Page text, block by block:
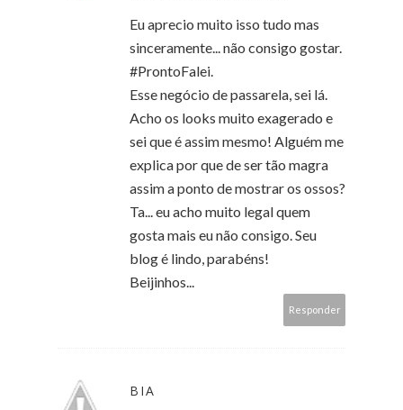
Eu aprecio muito isso tudo mas
sinceramente... não consigo gostar.
#ProntoFalei.
Esse negócio de passarela, sei lá.
Acho os looks muito exagerado e
sei que é assim mesmo! Alguém me
explica por que de ser tão magra
assim a ponto de mostrar os ossos?
Ta... eu acho muito legal quem
gosta mais eu não consigo. Seu
blog é lindo, parabéns!
Beijinhos...
Responder
BIA